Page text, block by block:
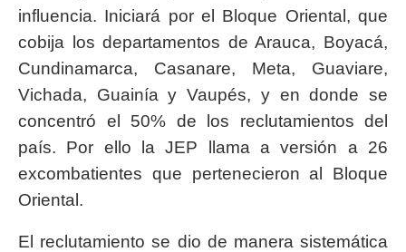
influencia. Iniciará por el Bloque Oriental, que
cobija los departamentos de Arauca, Boyacá,
Cundinamarca, Casanare, Meta, Guaviare,
Vichada, Guainía y Vaupés, y en donde se
concentró el 50% de los reclutamientos del
país. Por ello la JEP llama a versión a 26
excombatientes que pertenecieron al Bloque
Oriental.
El reclutamiento se dio de manera sistemática